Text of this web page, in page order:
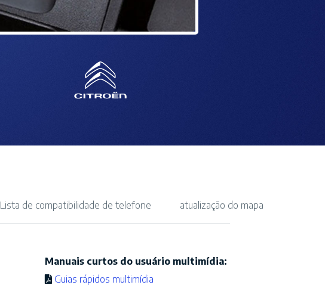
Lista de compatibilidade de telefone atualização do mapa
Manuais curtos do usuário multimídia:
Guias rápidos multimídia